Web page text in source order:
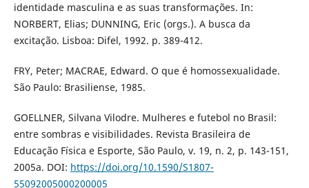
identidade masculina e as suas transformações. In:
NORBERT, Elias; DUNNING, Eric (orgs.). A busca da
excitação. Lisboa: Difel, 1992. p. 389-412.
FRY, Peter; MACRAE, Edward. O que é homossexualidade.
São Paulo: Brasiliense, 1985.
GOELLNER, Silvana Vilodre. Mulheres e futebol no Brasil:
entre sombras e visibilidades. Revista Brasileira de
Educação Física e Esporte, São Paulo, v. 19, n. 2, p. 143-151,
2005a. DOI: https://doi.org/10.1590/S1807-
55092005000200005